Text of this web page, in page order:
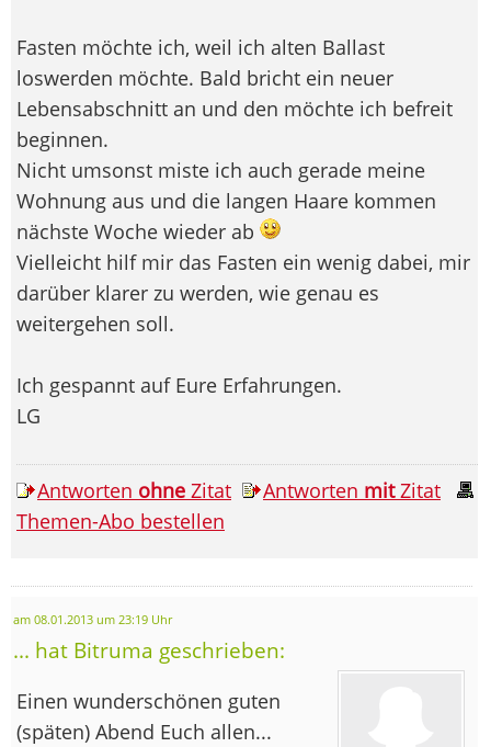
Fasten möchte ich, weil ich alten Ballast
loswerden möchte. Bald bricht ein neuer
Lebensabschnitt an und den möchte ich befreit
beginnen.
Nicht umsonst miste ich auch gerade meine
Wohnung aus und die langen Haare kommen
nächste Woche wieder ab
Vielleicht hilf mir das Fasten ein wenig dabei, mir
darüber klarer zu werden, wie genau es
weitergehen soll.
Ich gespannt auf Eure Erfahrungen.
LG
Antworten ohne Zitat Antworten mitZitat
Themen-Abo bestellen
am 08.01.2013 um 23:19 Uhr
... hat Bitruma geschrieben:
Einen wunderschönen guten
(späten) Abend Euch allen...